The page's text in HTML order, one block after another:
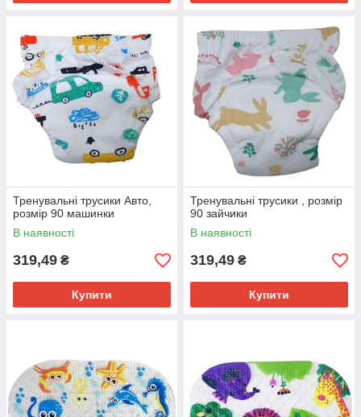
Тренувальні трусики Авто,
розмір 90 машинки
В наявності
319,49 ₴
Купити
Тренувальні трусики , розмір
90 зайчики
В наявності
319,49 ₴
Купити